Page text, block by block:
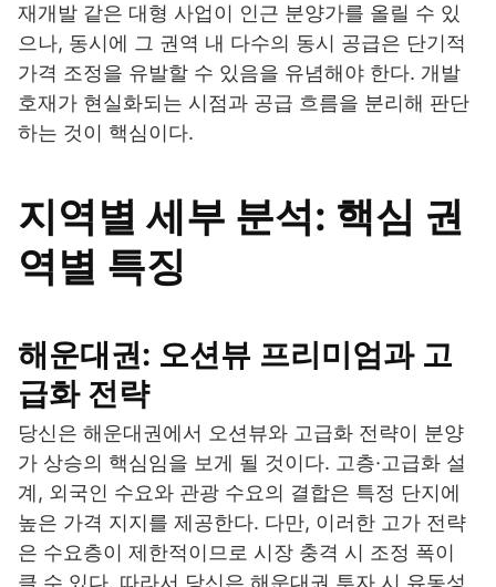
재개발 같은 대형 사업이 인근 분양가를 올릴 수 있
으나, 동시에 그 권역 내 다수의 동시 공급은 단기적
가격 조정을 유발할 수 있음을 유념해야 한다. 개발
호재가 현실화되는 시점과 공급 흐름을 분리해 판단
하는 것이 핵심이다.
지역별 세부 분석: 핵심 권
역별 특징
해운대권: 오션뷰 프리미엄과 고
급화 전략
당신은 해운대권에서 오션뷰와 고급화 전략이 분양
가 상승의 핵심임을 보게 될 것이다. 고층·고급화 설
계, 외국인 수요와 관광 수요의 결합은 특정 단지에
높은 가격 지지를 제공한다. 다만, 이러한 고가 전략
은 수요층이 제한적이므로 시장 충격 시 조정 폭이